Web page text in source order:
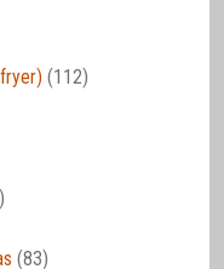
(112)
(83)